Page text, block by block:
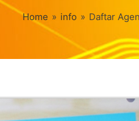
Home » info » Daftar